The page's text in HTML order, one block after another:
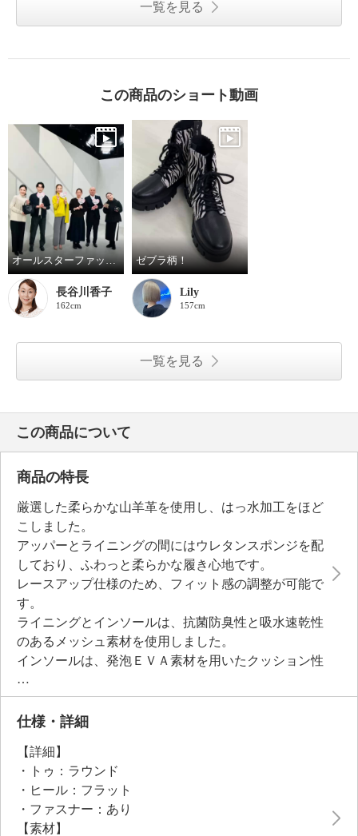
一覧を見る
この商品のショート動画
オールスターファッションデイ！
長谷川香子
162cm
ゼブラ柄！
Lily
157cm
一覧を見る
この商品について
商品の特長
厳選した柔らかな山羊革を使用し、はっ水加工をほど
こしました。
アッパーとライニングの間にはウレタンスポンジを配
しており、ふわっと柔らかな履き心地です。
レースアップ仕様のため、フィット感の調整が可能で
す。
ライニングとインソールは、抗菌防臭性と吸水速乾性
のあるメッシュ素材を使用しました。
インソールは、発泡ＥＶＡ素材を用いたクッション性
のあるつくり。
通気穴設計をほどこしており、通気性があります。
さらに、インソールを取り外しても着用できるダブル
ソールは、ボリューム感がありながらも軽量で屈曲性
のある、当ブランドオリジナルのソールを採用。
底面にはラバーシートを挿入しており、滑りにくいの
もポイントです。
仕様・詳細
【詳細】
・トゥ：ラウンド
・ヒール：フラット
・ファスナー：あり
【素材】